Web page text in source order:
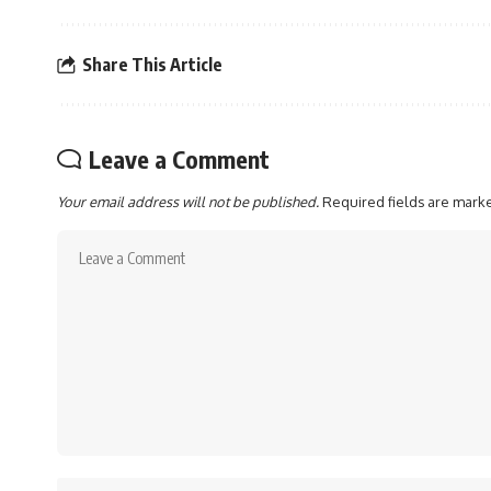
Share This Article
Leave a Comment
Your email address will not be published.Required fields are